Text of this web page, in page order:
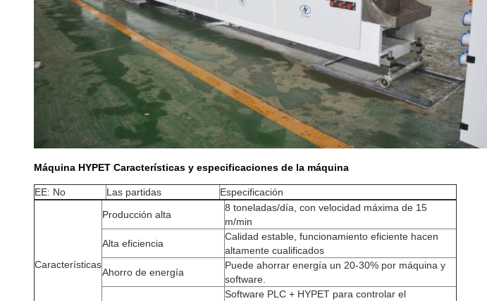
Máquina HYPET Características y especificaciones de la máquina
EE: No Las partidas Especificación
Características
Producción alta
8 toneladas/día, con velocidad máxima de 15
m/min
Alta eficiencia
Calidad estable, funcionamiento eficiente hacen
altamente cualificados
Ahorro de energía
Puede ahorrar energía un 20-30% por máquina y
software.
Software PLC + HYPET para controlar el